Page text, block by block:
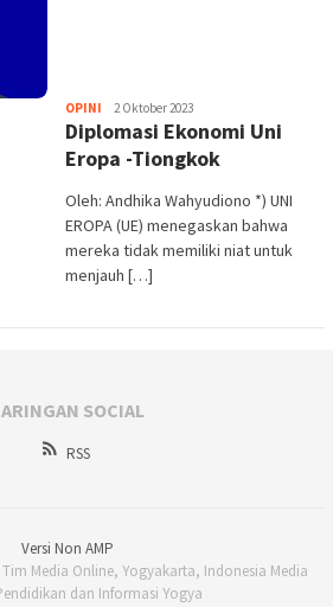
OPINI Heri
Purwata
2 Oktober 2023
Diplomasi Ekonomi Uni
Eropa -Tiongkok
Oleh: Andhika Wahyudiono *) UNI
EROPA (UE) menegaskan bahwa
mereka tidak memiliki niat untuk
menjauh […]
SOCIAL
RSS
Versi Non AMP
Media Online, Yogyakarta, Indonesia Media
dan Informasi Yogya